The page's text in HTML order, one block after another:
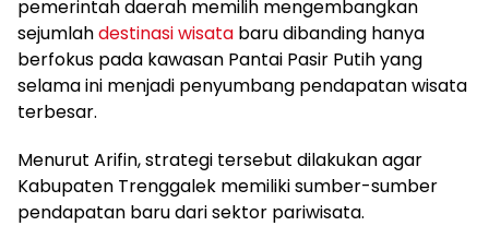
pemerintah daerah memilih mengembangkan
sejumlahdestinasi wisata baru dibanding hanya
berfokus pada kawasan Pantai Pasir Putih yang
selama ini menjadi penyumbang pendapatan wisata
terbesar.
Menurut Arifin, strategi tersebut dilakukan agar
Kabupaten Trenggalek memiliki sumber-sumber
pendapatan baru dari sektor pariwisata.